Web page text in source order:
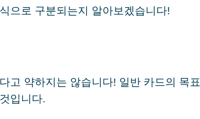
으로 구분되는지 알아보겠습니다!
고 약하지는 않습니다! 일반 카드의 목
입니다.